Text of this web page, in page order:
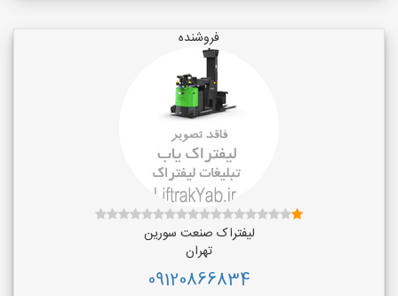
فروشنده
لیفتراک صنعت سورین
تهران
09120866834